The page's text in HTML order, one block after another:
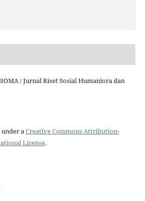
: Jurnal Riset Sosial Humaniora dan
aCreative Commons Attribution-
License.